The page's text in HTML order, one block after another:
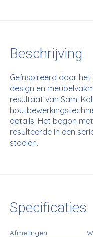
Beschrijving
Geïnspireerd door
design en
resultaat van Sami
details. Het begon
resulteerde in een
stoelen.
Specificaties
Afmetingen